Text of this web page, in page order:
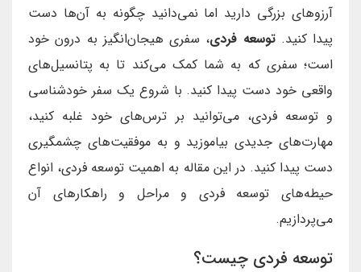
آرزوهای بزرگی دارید اما نمی‌دانید چگونه به آن‌ها دست
پیدا کنید.توسعه فردی، سفری هیجان‌انگیز به درون خود
است؛ سفری که به شما کمک می‌کند تا به پتانسیل‌های
واقعی خود دست پیدا کنید. با شروع یک سفر خودشناسی
و توسعه فردی، می‌توانید بر ترس‌های خود غلبه کنید،
مهارت‌های جدیدی بیاموزید و به موفقیت‌های چشمگیری
دست پیدا کنید. در این مقاله به اهمیت توسعه فردی، انواع
حیطه‌های توسعه فردی و مراحل و راهکارهای آن
می‌پردازیم.
توسعه فردی چیست؟